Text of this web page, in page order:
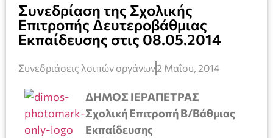
Συνεδρίαση της Σχολικής
Επιτροπής Δευτεροβάθμιας
Εκπαίδευσης στις 08.05.2014
Συνεδριάσεις λοιπών οργάνων2 Μαΐου, 2014
ΔΗΜΟΣ ΙΕΡΑΠΕΤΡΑΣ
Σχολική Επιτροπή Β/Βάθμιας
Εκπαίδευσης